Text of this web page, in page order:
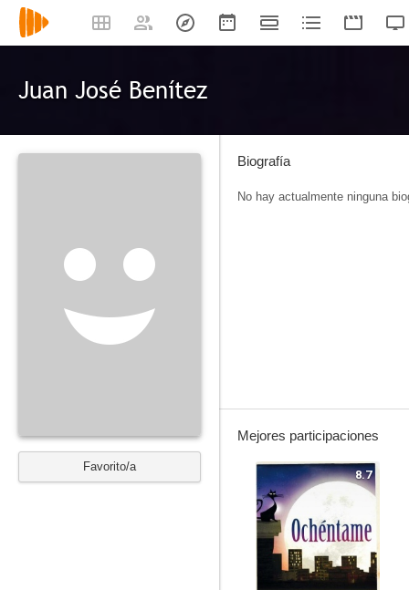
Juan José Benítez
Favorito/a
Biografía
No hay actualmente ninguna
Mejores participaciones
8.7